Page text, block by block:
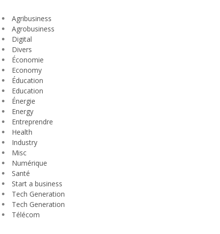
Agribusiness
Agrobusiness
Digital
Divers
Économie
Economy
Éducation
Education
Énergie
Energy
Entreprendre
Health
Industry
Misc
Numérique
Santé
Start a business
Tech Generation
Tech Generation
Télécom